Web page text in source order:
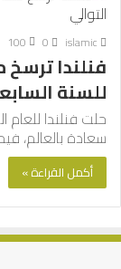
islamic
0
100
فنلندا ترسخ
للسنة
حلت فنلندا للعام
سعادة بالعالم،
أكمل القراءة »